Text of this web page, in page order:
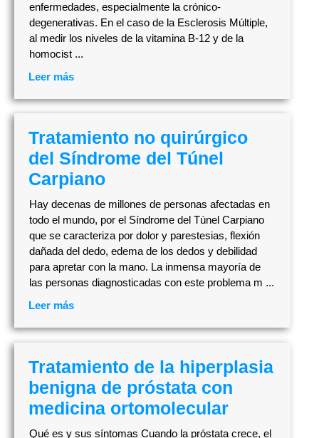
enfermedades, especialmente la crónico-
degenerativas. En el caso de la Esclerosis Múltiple,
al medir los niveles de la vitamina B-12 y de la
homocist ...
Leer más
Tratamiento no quirúrgico
del Síndrome del Túnel
Carpiano
Hay decenas de millones de personas afectadas en
todo el mundo, por el Síndrome del Túnel Carpiano
que se caracteriza por dolor y parestesias, flexión
dañada del dedo, edema de los dedos y debilidad
para apretar con la mano. La inmensa mayoría de
las personas diagnosticadas con este problema m ...
Leer más
Tratamiento de la hiperplasia
benigna de próstata con
medicina ortomolecular
Qué es y sus síntomas Cuando la próstata crece, el